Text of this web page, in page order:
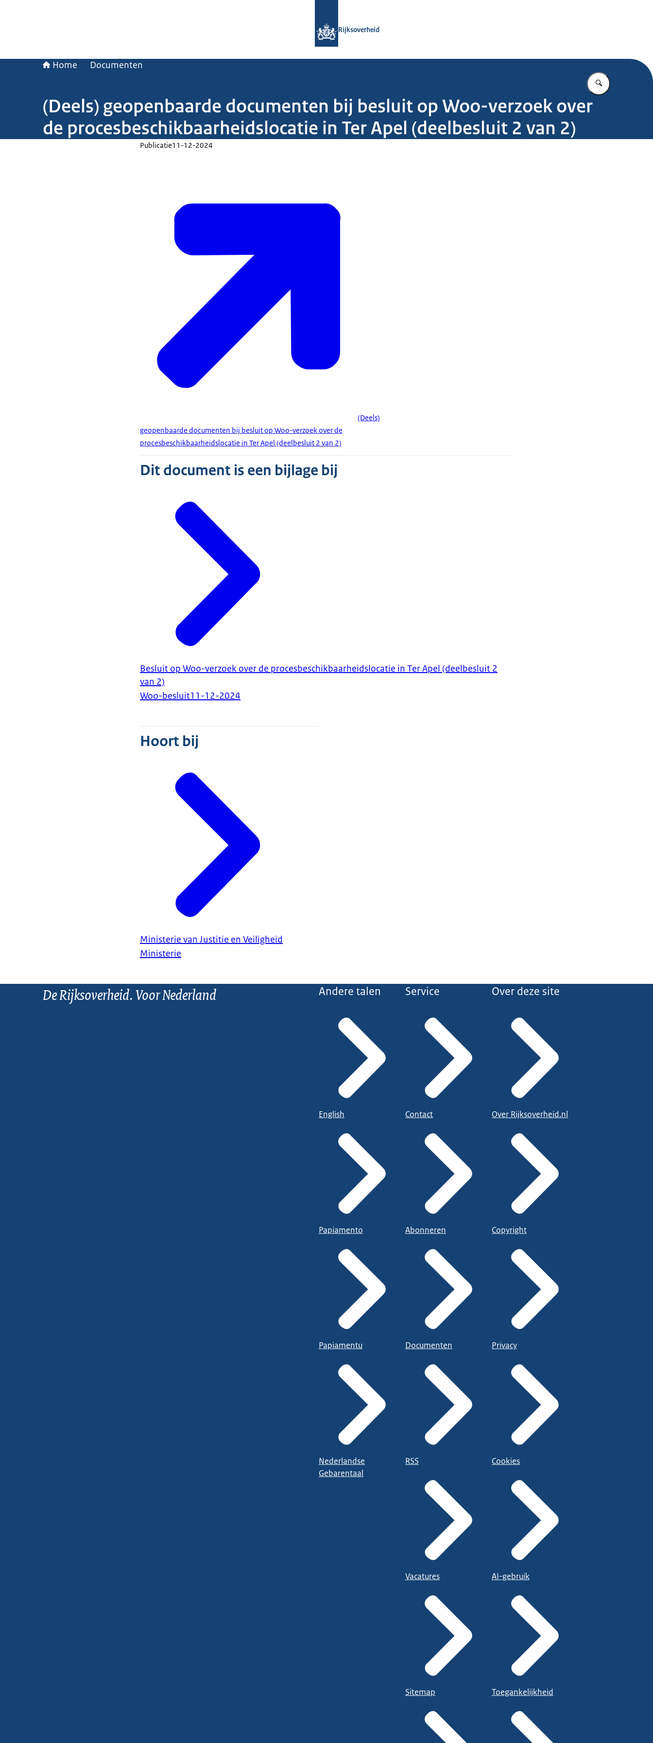
Rijksoverheid
Home Documenten
Vul in wat u
(Deels) geopenbaarde documenten bij besluit op Woo-verzoek over
de procesbeschikbaarheidslocatie in Ter Apel (deelbesluit 2 van 2)
Publicatie11-12-2024
(Deels)
geopenbaarde documenten bij besluit op Woo-verzoek over de
procesbeschikbaarheidslocatie in Ter Apel (deelbesluit 2 van 2)
Dit document is een bijlage bij
Besluit op Woo-verzoek over de procesbeschikbaarheidslocatie in Ter Apel (deelbesluit 2
van 2)
Woo-besluit11-12-2024
Hoort bij
Ministerie van Justitie en Veiligheid
Ministerie
De Rijksoverheid. Voor Nederland Andere talen
English
Papiamento
Papiamentu
Nederlandse
Gebarentaal
Service
Contact
Abonneren
Documenten
RSS
Vacatures
Sitemap
Over deze site
Over Rijksoverheid.nl
Copyright
Privacy
Cookies
AI-gebruik
Toegankelijkheid